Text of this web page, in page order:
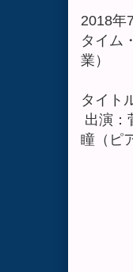
2018年
タイム
業）
タイト
出演
瞳（ピ